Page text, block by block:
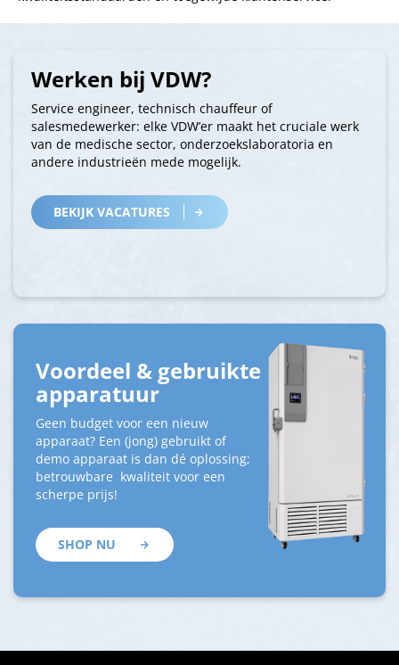
Werken bij VDW?
Service engineer, technisch chauffeur of
salesmedewerker: elke VDW’er maakt het cruciale werk
van de medische sector, onderzoekslaboratoria en
andere industrieën mede mogelijk.
BEKIJK VACATURES
Voordeel & gebruikte
apparatuur
Geen budget voor een nieuw
apparaat? Een (jong) gebruikt of
demo apparaat is dan dé oplossing;
betrouwbare kwaliteit voor een
scherpe prijs!
SHOP NU